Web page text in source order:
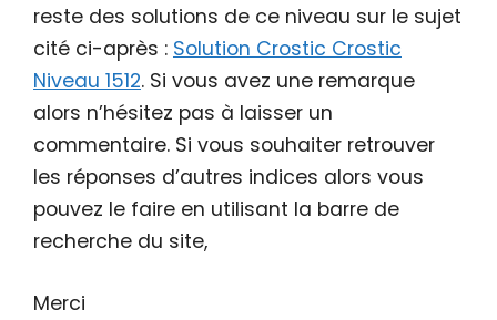
reste des solutions de ce niveau sur le sujet
cité ci-après : Solution Crostic Crostic
Niveau 1512. Si vous avez une remarque
alors n’hésitez pas à laisser un
commentaire. Si vous souhaiter retrouver
les réponses d’autres indices alors vous
pouvez le faire en utilisant la barre de
recherche du site,
Merci